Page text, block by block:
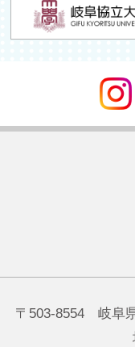
〒503-8554 岐阜